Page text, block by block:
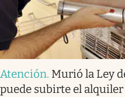
Atención. Murió la Ley
puede subirte el